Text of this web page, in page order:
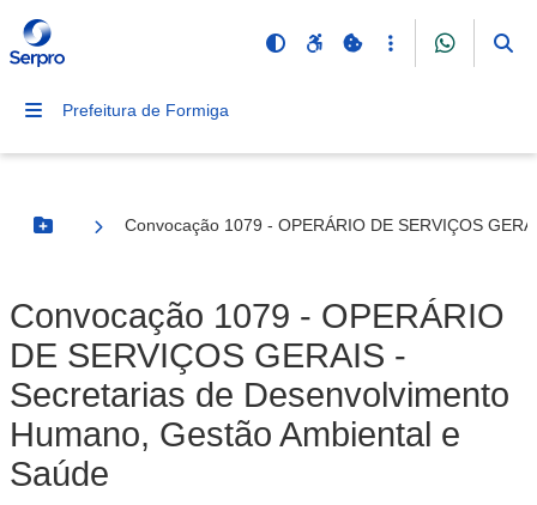
Prefeitura de Formiga
Botão Menu
Convocação 1079 - OPERÁRIO DE SERVIÇOS
Convocação 1079 - OPERÁRIO
DE SERVIÇOS GERAIS -
Secretarias de Desenvolvimento
Humano, Gestão Ambiental e
Saúde